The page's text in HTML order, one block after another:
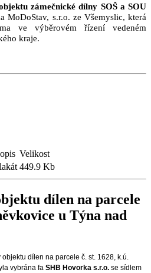
zámečnické dílny SOŠ a SOU
MoDoStav, s.r.o. ze Všemyslic, která
ve výběrovém řízení vedeném
kraje.
Velikost
449.9 Kb
dílen na parcele
u Týna nad
dílen na parcele č. st. 1628, k.ú.
vybrána fa SHB Hovorka s.r.o. se sídlem